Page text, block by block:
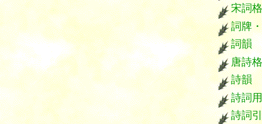
宋詞
詞牌
詞韻
唐詩
詩韻
詩詞
詩詞